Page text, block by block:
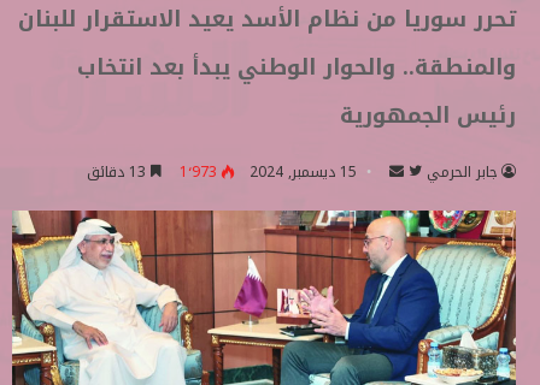
تحرر سوريا من نظام الأسد يعيد الاستقرار للبنان
والمنطقة.. والحوار الوطني يبدأ بعد انتخاب
رئيس الجمهورية
جابر الحرمي
ت
ب
ع
ع
ل
ى
ت
س
ل
ب
ي
د
15 ديسمبر, 2024 1٬973